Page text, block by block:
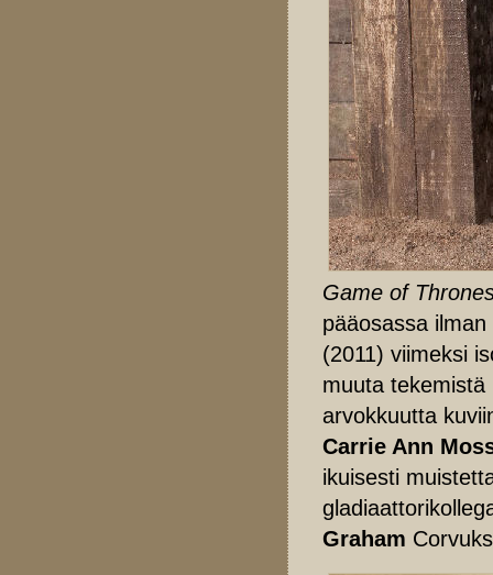
Game of
pääosassa
(2011) viimeksi
muuta
arvokkuutta
Carrie Ann
ikuisesti
Graham